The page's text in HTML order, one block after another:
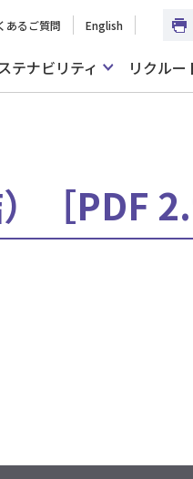
あるご質問 English
テナビリティ リクルー
［PDF